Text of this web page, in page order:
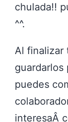
chulada!!
^^.
Al finalizar
guardarlos
puedes
interesaÂ